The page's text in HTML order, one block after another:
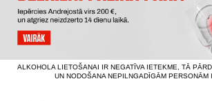
ALKOHOLA LIETOŠANAI IR NEGATĪVA IETEKME, TĀ
UN NODOŠANA NEPILNGADĪGĀM PERSONĀM